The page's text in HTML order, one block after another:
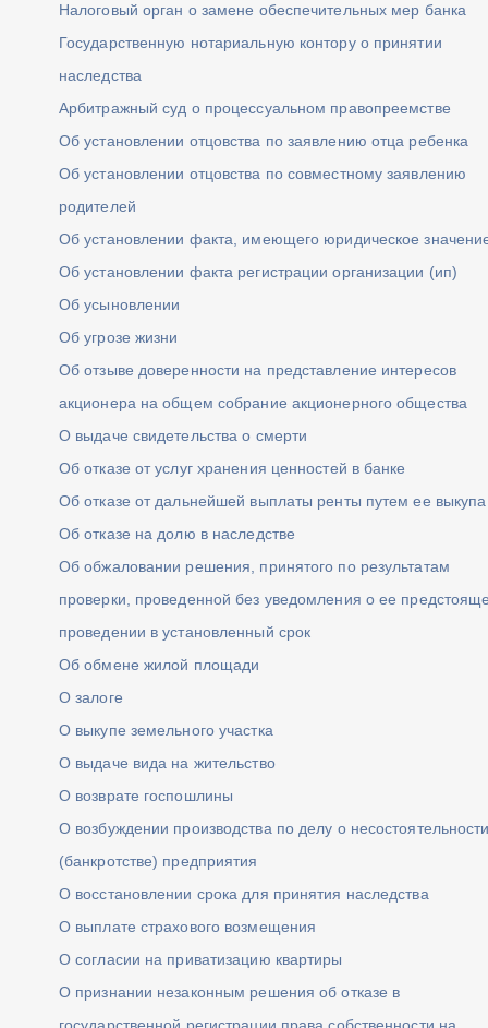
Налоговый орган о замене обеспечительных мер банка
Государственную нотариальную контору о принятии
наследства
Арбитражный суд о процессуальном правопреемстве
Об установлении отцовства по заявлению отца ребенка
Об установлении отцовства по совместному заявлению
родителей
Об установлении факта, имеющего юридическое
Об установлении факта регистрации организации (ип)
Об усыновлении
Об угрозе жизни
Об отзыве доверенности на представление интересов
акционера на общем собрание акционерного общества
О выдаче свидетельства о смерти
Об отказе от услуг хранения ценностей в банке
Об отказе от дальнейшей выплаты ренты путем ее выкупа
Об отказе на долю в наследстве
Об обжаловании решения, принятого по результатам
проверки, проведенной без уведомления о ее
проведении в установленный срок
Об обмене жилой площади
О залоге
О выкупе земельного участка
О выдаче вида на жительство
О возврате госпошлины
О возбуждении производства по делу о
(банкротстве) предприятия
О восстановлении срока для принятия наследства
О выплате страхового возмещения
О согласии на приватизацию квартиры
О признании незаконным решения об отказе в